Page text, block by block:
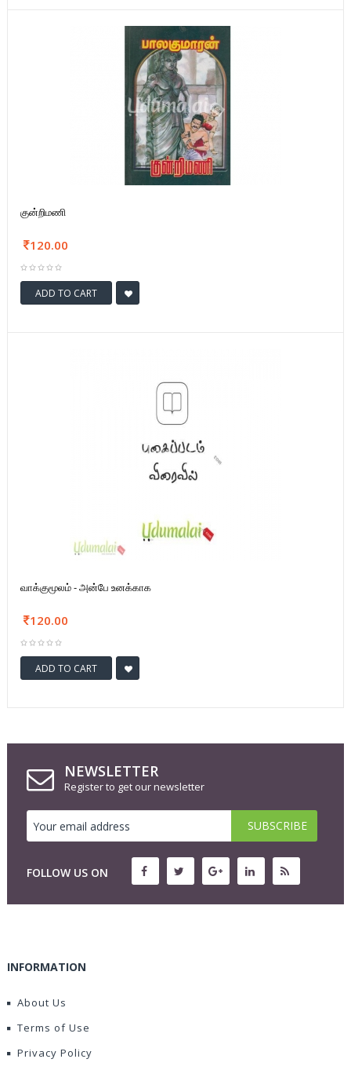
குன்றிமணி
120.00
ADD TO CART
வாக்குமூலம் - அன்பே உனக்காக
120.00
ADD TO CART
NEWSLETTER
Register to get our newsletter
FOLLOW US ON
INFORMATION
About Us
Terms of Use
Privacy Policy